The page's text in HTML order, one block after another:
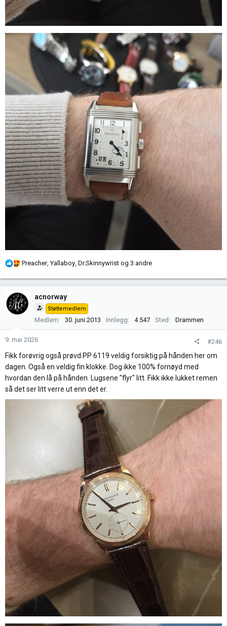
R
k
s
j
e
r
:
Preacher,Yallaboy, Dr.Skinnywrist og 3 andre
acnorway
Støttemedlem
Medlem 30. juni 2013 Innlegg 4.547 Sted Drammen
9. mai 2026 #246
Fikk forøvrig også prøvd PP 6119 veldig forsiktig på hånden her om
dagen. Også en veldig fin klokke. Dog ikke 100% fornøyd med
hvordan den lå på hånden. Lugsene "flyr" litt. Fikk ikke lukket remen
så det ser litt verre ut enn det er.